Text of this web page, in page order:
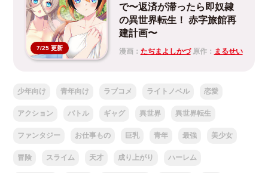
7/25 更新
で〜返済が滞ったら即奴隷
の異世界転生！ 赤字旅館再
建計画〜
漫画： たぢまよしかづ原作： まるせい
少年向け 青年向け ラブコメ ライトノベル 恋愛
アクション バトル ギャグ 異世界 異世界転生
ファンタジー お仕事もの 巨乳 青年 最強 美少女
冒険 スライム 天才 成り上がり ハーレム